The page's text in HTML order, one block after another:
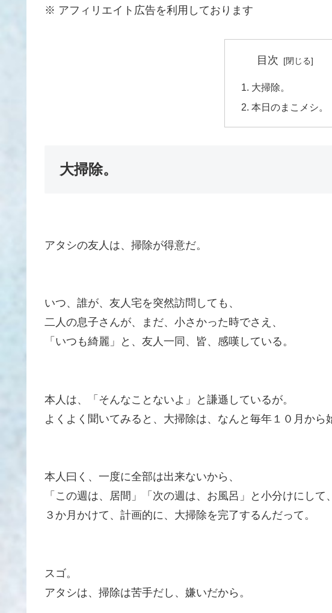
※ アフィリエイト広告を利用しております
目次
大掃除。
本日のまこメシ。
大掃除。
アタシの友人は、掃除が得意だ。
いつ、誰が、友人宅を突然訪問しても、
二人の息子さんが、まだ、小さかった時でさえ、
「いつも綺麗」と、友人一同、皆、感嘆している。
本人は、「そんなことないよ」と謙遜しているが。
よくよく聞いてみると、大掃除は、なんと毎年１０月から
本人曰く、一度に全部は出来ないから、
「この週は、居間」「次の週は、お風呂」と小分けにして、
３か月かけて、計画的に、大掃除を完了するんだって。
スゴ。
アタシは、掃除は苦手だし、嫌いだから。